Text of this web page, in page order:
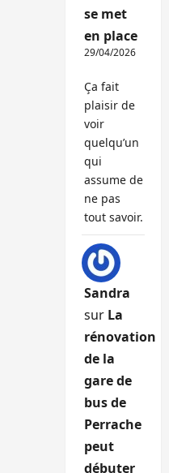
se met
en place
29/04/2026
Ça fait
plaisir de
voir
quelqu’un
qui
assume de
ne pas
tout savoir.
Sandra
sur La
rénovation
de la
gare de
bus de
Perrache
peut
débuter